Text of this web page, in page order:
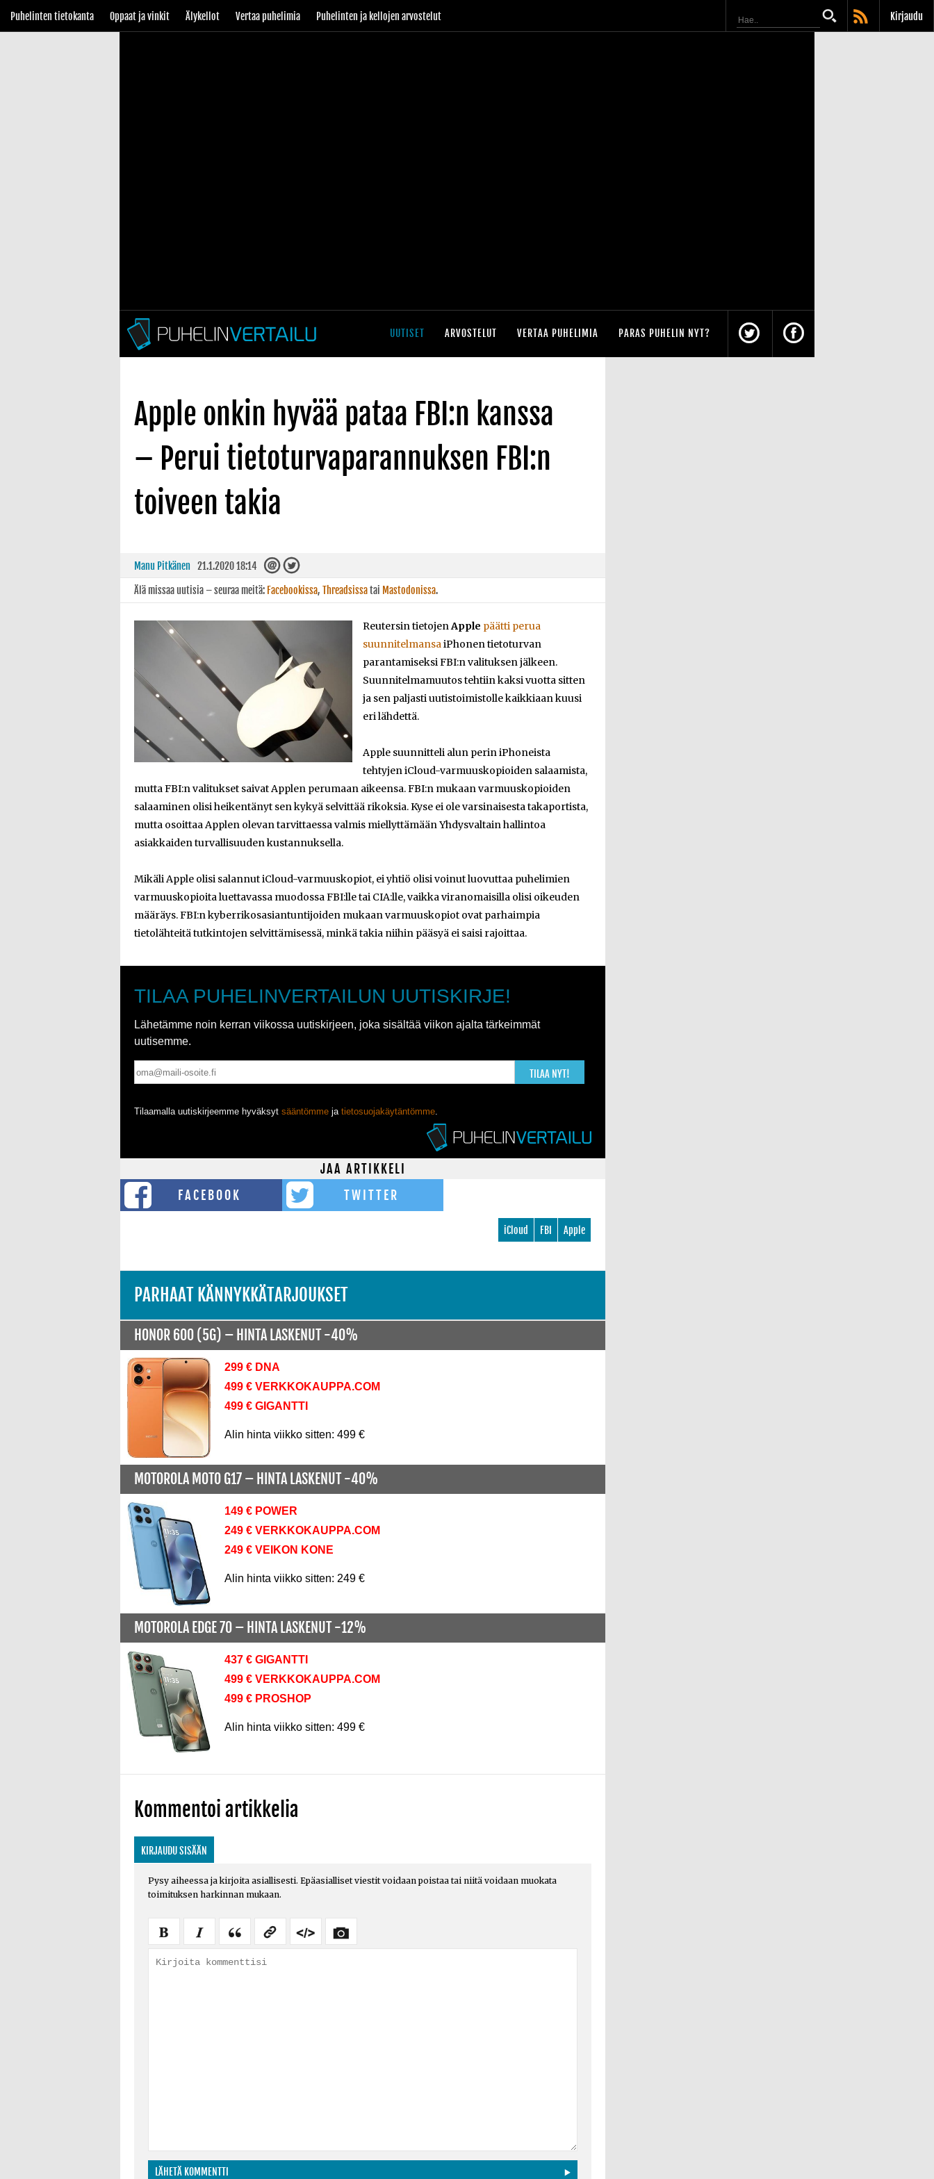
Puhelinten tietokanta Oppaat ja vinkit Älykellot Vertaa puhelimia Puhelinten ja kellojen arvostelut Kirjaudu
UUTISET ARVOSTELUT VERTAA PUHELIMIA PARAS PUHELIN NYT?
Apple onkin hyvää pataa FBI:n kanssa
– Perui tietoturvaparannuksen FBI:n
toiveen takia
Manu Pitkänen 21.1.2020 18:14
Älä missaa uutisia – seuraa meitä: Facebookissa, Threadsissatai Mastodonissa.
Reutersin tietojenApple päätti perua
suunnitelmansaiPhonen tietoturvan
parantamiseksi FBI:n valituksen jälkeen.
Suunnitelmamuutos tehtiin kaksi vuotta sitten
ja sen paljasti uutistoimistolle kaikkiaan kuusi
eri lähdettä.
Apple suunnitteli alun perin iPhoneista
tehtyjen iCloud-varmuuskopioiden salaamista,
mutta FBI:n valitukset saivat Applen perumaan aikeensa. FBI:n mukaan varmuuskopioiden
salaaminen olisi heikentänyt sen kykyä selvittää rikoksia. Kyse ei ole varsinaisesta takaportista,
mutta osoittaa Applen olevan tarvittaessa valmis miellyttämään Yhdysvaltain hallintoa
asiakkaiden turvallisuuden kustannuksella.
Mikäli Apple olisi salannut iCloud-varmuuskopiot, ei yhtiö olisi voinut luovuttaa puhelimien
varmuuskopioita luettavassa muodossa FBI:lle tai CIA:lle, vaikka viranomaisilla olisi oikeuden
määräys. FBI:n kyberrikosasiantuntijoiden mukaan varmuuskopiot ovat parhaimpia
tietolähteitä tutkintojen selvittämisessä, minkä takia niihin pääsyä ei saisi rajoittaa.
TILAA PUHELINVERTAILUN UUTISKIRJE!
Lähetämme noin kerran viikossa uutiskirjeen, joka sisältää viikon ajalta tärkeimmät
uutisemme.
TILAA NYT!
Tilaamalla uutiskirjeemme hyväksyt sääntömme ja tietosuojakäytäntömme.
JAA ARTIKKELI
FACEBOOK
TWITTER
Apple
FBI
iCloud
PARHAAT KÄNNYKKÄTARJOUKSET
HONOR 600 (5G) – HINTA LASKENUT -40%
299 € DNA
499 € VERKKOKAUPPA.COM
499 € GIGANTTI
Alin hinta viikko sitten: 499 €
MOTOROLA MOTO G17 – HINTA LASKENUT -40%
149 € POWER
249 € VERKKOKAUPPA.COM
249 € VEIKON KONE
Alin hinta viikko sitten: 249 €
MOTOROLA EDGE 70 – HINTA LASKENUT -12%
437 € GIGANTTI
499 € VERKKOKAUPPA.COM
499 € PROSHOP
Alin hinta viikko sitten: 499 €
Kommentoi artikkelia
KIRJAUDU SISÄÄN
Pysy aiheessa ja kirjoita asiallisesti. Epäasialliset viestit voidaan poistaa tai niitä voidaan muokata
toimituksen harkinnan mukaan.